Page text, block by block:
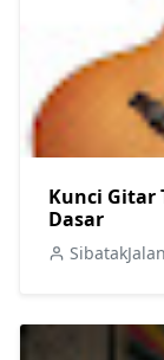
Kunci Gitar
Dasar